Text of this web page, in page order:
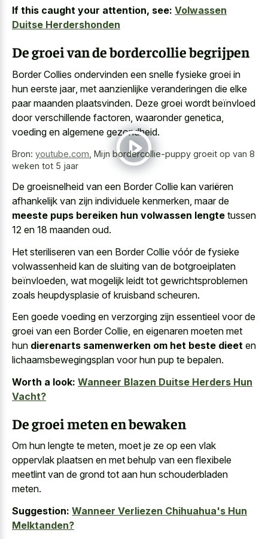
If this caught your attention, see: Volwassen
Duitse Herdershonden
De groei van de bordercollie begrijpen
Border Collies ondervinden een snelle fysieke groei in
hun eerste jaar, met aanzienlijke veranderingen die elke
paar maanden plaatsvinden. Deze groei wordt beïnvloed
door verschillende factoren, waaronder genetica,
voeding en algemene gezondheid.
Bron: youtube.com Mijn bordercollie-puppy groeit op van 8
weken tot 5 jaar
De groeisnelheid van een Border Collie kan variëren
afhankelijk van zijn individuele kenmerken, maar de
meeste pups bereiken hun volwassen lengte tussen
12 en 18 maanden oud.
Het steriliseren van een Border Collie vóór de fysieke
volwassenheid kan de sluiting van de botgroeiplaten
beïnvloeden, wat mogelijk leidt tot gewrichtsproblemen
zoals heupdysplasie of kruisband scheuren.
Een goede voeding en verzorging zijn essentieel voor de
groei van een Border Collie, en eigenaren moeten met
hun dierenarts samenwerken om het beste dieet en
lichaamsbewegingsplan voor hun pup te bepalen.
Worth a look: Wanneer Blazen Duitse Herders Hun
Vacht?
De groei meten en bewaken
Om hun lengte te meten, moet je ze op een vlak
oppervlak plaatsen en met behulp van een flexibele
meetlint van de grond tot aan hun schouderbladen
meten.
Suggestion: Wanneer Verliezen Chihuahua's Hun
Melktanden?